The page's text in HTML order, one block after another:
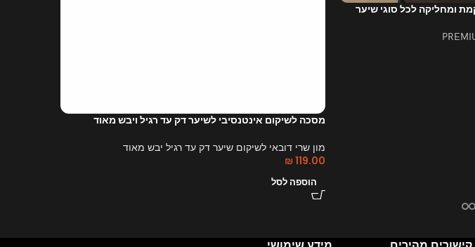
מסכה לשיקום אינטנסיבי לשיער דק עד רגיל ויבש מאוד
מון שרי דובאי לשיקום שיער דק עד רגיל יבש מאוד
₪119.00
הוספה לסל